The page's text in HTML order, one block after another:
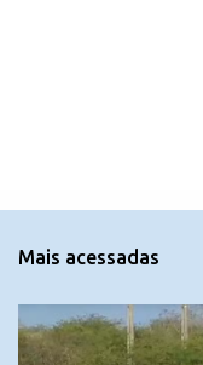
n
r
i
Mais acessadas